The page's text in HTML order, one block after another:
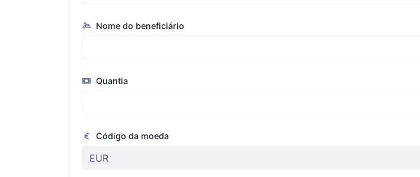
Nome do beneficiário
Quantia
Código da moeda